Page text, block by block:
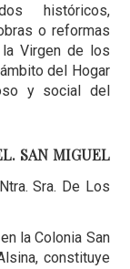
históricos,
o reformas
Virgen de los
del Hogar
y social del
SAN MIGUEL
Sra. De Los
la Colonia San
constituye